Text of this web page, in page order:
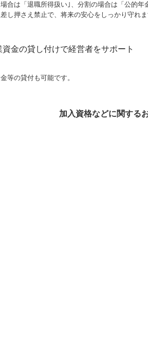
合は「退職所得扱い｣、分割の場合は「公的
し押さえ禁止で、将来の安心をしっかり守れま
金の貸し付けで経営者をサポート
等の貸付も可能です。
加入資格などに関する